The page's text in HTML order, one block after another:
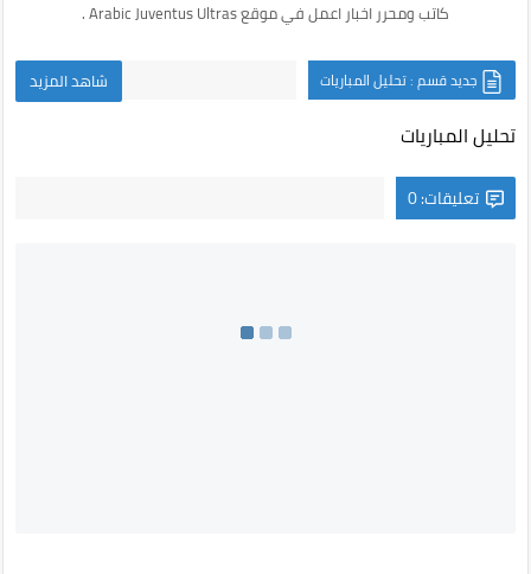
كاتب ومحرر اخبار اعمل في موقع Arabic Juventus Ultras .
جديد قسم : تحليل المباريات شاهد المزيد
تحليل المباريات
تعليقات: 0